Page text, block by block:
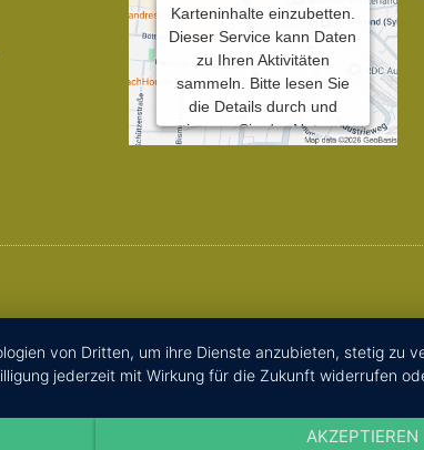
Karteninhalte einzubetten.
Dieser Service kann Daten
zu Ihren Aktivitäten
sammeln. Bitte lesen Sie
die Details durch und
stimmen Sie der Nutzung
Consent Management
Platform
von Dritten, um ihre Dienste anzubieten, stetig
jederzeit mit Wirkung für die Zukunft widerrufen
AKZEPTIEREN